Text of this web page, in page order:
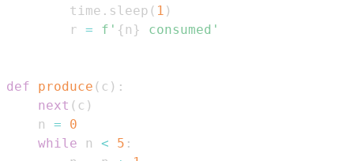
        time
. sleep ( 1 )
        r
= f' {n } consumed'
def produce ( c ) :
next ( c )
    n
=
0
while n < 5 :